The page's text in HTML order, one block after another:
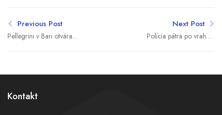
Previous Post
Pellegrini v Bari otvára
Next Post
Polícia pátra po vrahovi
Kontakt